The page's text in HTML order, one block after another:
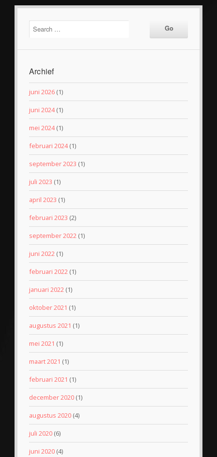
Archief
juni 2026 (1)
juni 2024(1)
mei 2024(1)
februari 2024(1)
september 2023 (1)
juli 2023 (1)
april 2023 (1)
februari 2023 (2)
september 2022 (1)
juni 2022 (1)
februari 2022 (1)
januari 2022 (1)
oktober 2021 (1)
augustus 2021 (1)
mei 2021 (1)
maart 2021 (1)
februari 2021 (1)
december 2020 (1)
augustus 2020 (4)
juli 2020 (6)
juni 2020 (4)